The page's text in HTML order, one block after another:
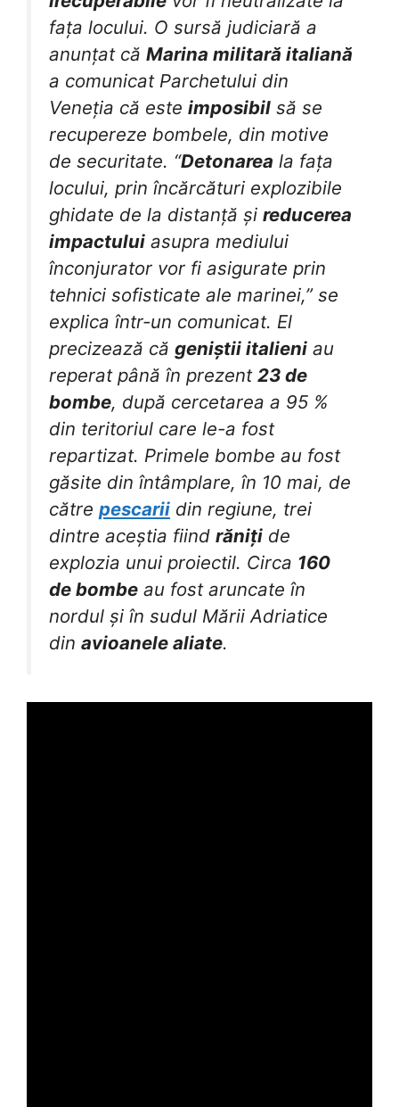
fața locului. O sursă judiciară a
anunțat că Marina militară italiană
a comunicat Parchetului din
Veneția că este imposibil să se
recupereze bombele, din motive
de securitate. “Detonarea la fața
locului, prin încărcături explozibile
ghidate de la distanță și reducerea
impactului asupra mediului
înconjurator vor fi asigurate prin
tehnici sofisticate ale marinei,” se
explica într-un comunicat. El
precizează că geniștii italieni au
reperat până în prezent 23 de
bombe, după cercetarea a 95 %
din teritoriul care le-a fost
repartizat. Primele bombe au fost
găsite din întâmplare, în 10 mai, de
către pescarii din regiune, trei
dintre aceștia fiind răniți de
explozia unui proiectil. Circa 160
de bombe au fost aruncate în
nordul și în sudul Mării Adriatice
din avioanele aliate.